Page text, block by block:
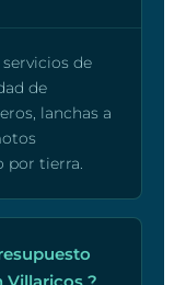
de
de
lanchas a
por tierra.